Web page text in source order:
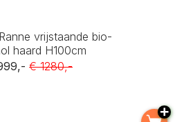
vrijstaande bio-
haard H100cm
€ 1280,-